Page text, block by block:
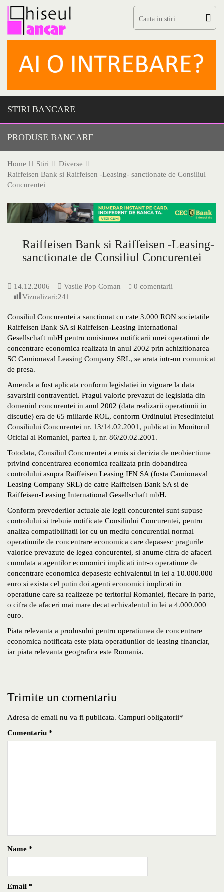
Skip
STIRI BANCARE
PRODUSE BANCARE
Home Stiri
Diverse
Raiffeisen Bank si Raiffeisen -Leasing- sanctionate de Consiliul
Concurentei
Raiffeisen Bank si Raiffeisen -Leasing-
sanctionate de Consiliul Concurentei
14.12.2006 Vasile Pop Coman
0 comentarii
Vizualizari:241
Consiliul Concurentei a sanctionat cu cate 3.000 RON societatile
Raiffeisen Bank SA si Raiffeisen-Leasing International
Gesellschaft mbH pentru omisiunea notificarii unei operatiuni de
concentrare economica realizata in anul 2002 prin achizitionarea
SC Camionaval Leasing Company SRL, se arata intr-un comunicat
de presa.
Amenda a fost aplicata conform legislatiei in vigoare la data
savarsirii contraventiei. Pragul valoric prevazut de legislatia din
domeniul concurentei in anul 2002 (data realizarii operatiunii in
discutie) era de 65 miliarde ROL, conform Ordinului Presedintelui
Consiliului Concurentei nr. 13/14.02.2001, publicat in Monitorul
Oficial al Romaniei, partea I, nr. 86/20.02.2001.
Totodata, Consiliul Concurentei a emis si decizia de neobiectiune
privind concentrarea economica realizata prin dobandirea
controlului asupra Raiffeisen Leasing IFN SA (fosta Camionaval
Leasing Company SRL) de catre Raiffeisen Bank SA si de
Raiffeisen-Leasing International Gesellschaft mbH.
Conform prevederilor actuale ale legii concurentei sunt supuse
controlului si trebuie notificate Consiliului Concurentei, pentru
analiza compatibilitatii lor cu un mediu concurential normal
operatiunile de concentrare economica care depasesc pragurile
valorice prevazute de legea concurentei, si anume cifra de afaceri
cumulata a agentilor economici implicati intr-o operatiune de
concentrare economica depaseste echivalentul in lei a 10.000.000
euro si exista cel putin doi agenti economici implicati in
operatiune care sa realizeze pe teritoriul Romaniei, fiecare in parte,
o cifra de afaceri mai mare decat echivalentul in lei a 4.000.000
euro.
Piata relevanta a produsului pentru operatiunea de concentrare
economica notificata este piata operatiunilor de leasing financiar,
iar piata relevanta geografica este Romania.
Trimite un comentariu
Adresa de email nu va fi publicata. Campuri obligatorii*
Comentariu *
Name *
Email *